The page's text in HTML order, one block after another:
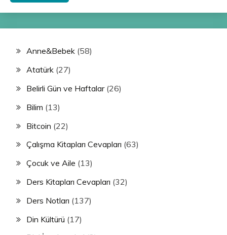
Anne&Bebek (58)
Atatürk (27)
Belirli Gün ve Haftalar(26)
Bilim (13)
Bitcoin (22)
Çalışma Kitapları Cevapları (63)
Çocuk ve Aile (13)
Ders Kitapları Cevapları (32)
Ders Notları (137)
Din Kültürü (17)